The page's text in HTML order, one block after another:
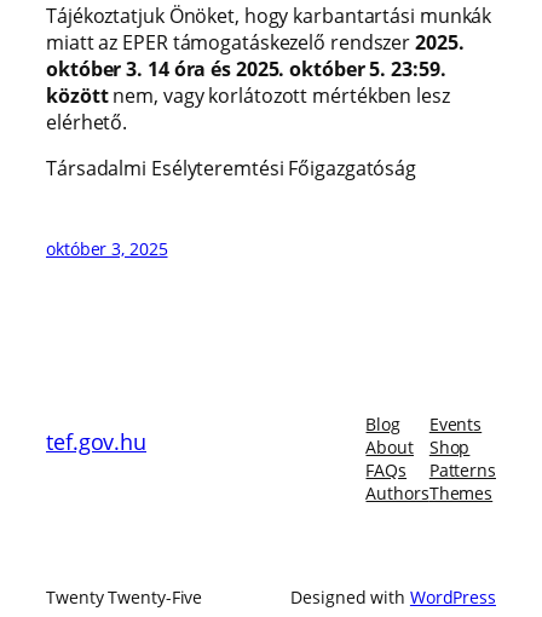
Tájékoztatjuk Önöket, hogy karbantartási munkák
miatt az EPER támogatáskezelő rendszer2025.
október 3. 14 óra és 2025. október 5. 23:59.
közöttnem, vagy korlátozott mértékben lesz
elérhető.
Társadalmi Esélyteremtési Főigazgatóság
október 3, 2025
tef.gov.hu
Blog
About
FAQs
Authors
Events
Shop
Patterns
Themes
Twenty Twenty-Five Designed with WordPress